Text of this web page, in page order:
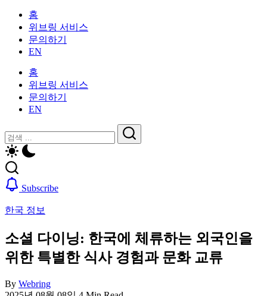
험,
의
료
및
일
상
생
WeBring
제
공
가
이
드
—
비
자,
험,
료
및
일
생
홈
위브링 서비스
문의하기
EN
홈
위브링 서비스
문의하기
EN
닫
기
검
색
검
Subscribe
한국 정보
소셜 다이닝: 한국에 체류하는 외국인을
위한 특별한 식사 경험과 문화 교류
By Webring